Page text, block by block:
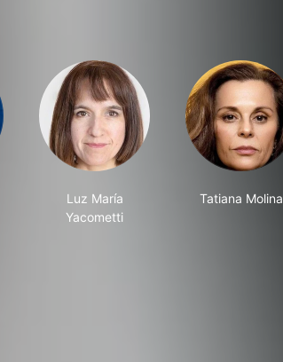
Luz María
Yacometti
Tatiana Molina